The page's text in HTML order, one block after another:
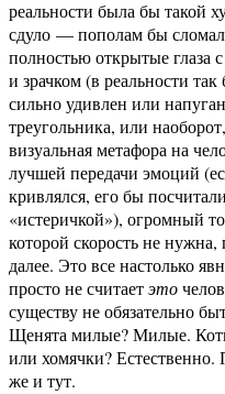
реальности была бы такой
сдуло — пополам бы
полностью открытые глаза
и зрачком (в реальности
сильно удивлен или
треугольника, или
визуальная метафора на
лучшей передачи эмоций
кривлялся, его бы
«истеричкой»), огромный
которой скорость не
далее. Это все настолько
просто не считаетэто
существу не обязательно
Щенята милые? Милые.
или хомячки?
же и тут.